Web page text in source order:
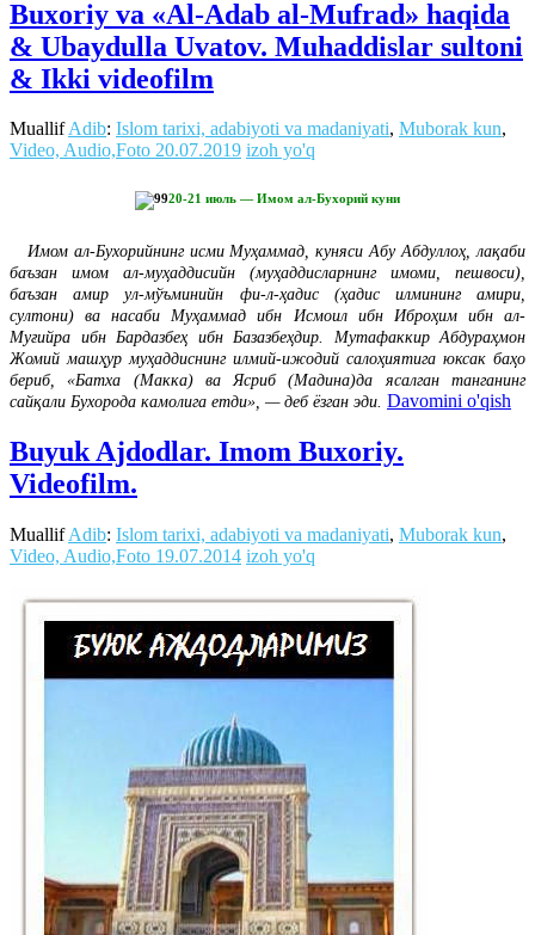
Buxoriy va «Al-Adab al-Mufrad» haqida
& Ubaydulla Uvatov. Muhaddislar sultoni
& Ikki videofilm
MuallifAdib: Islom tarixi, adabiyoti va madaniyati, Muborak kun,
Video, Audio,Foto 20.07.2019 izoh yo'q
20-21 июль — Имом ал-Бухорий куни
Имом ал-Бухорийнинг исми Муҳаммад, куняси Абу Абдуллоҳ, лақаби
баъзан имом ал-муҳаддисийн (муҳаддисларнинг имоми, пешвоси),
баъзан амир ул-мўъминийн фи-л-ҳадис (ҳадис илмининг амири,
султони) ва насаби Муҳаммад ибн Исмоил ибн Иброҳим ибн ал-
Муғийра ибн Бардазбеҳ ибн Базазбеҳдир. Мутафаккир Абдураҳмон
Жомий машҳур муҳаддиснинг илмий-ижодий салоҳиятига юксак баҳо
бериб, «Батха (Макка) ва Ясриб (Мадина)да ясалган танганинг
сайқали Бухорода камолига етди», — деб ёзган эди. Davomini o'qish
Buyuk Ajdodlar. Imom Buxoriy.
Videofilm.
MuallifAdib: Islom tarixi, adabiyoti va madaniyati, Muborak kun,
Video, Audio,Foto 19.07.2014 izoh yo'q